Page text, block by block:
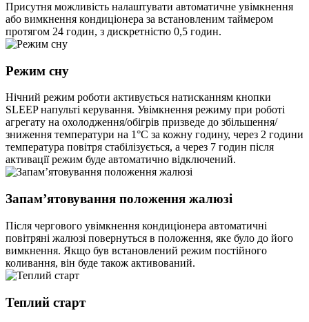
Присутня можливість налаштувати автоматичне увімкнення
або вимкнення кондиціонера за встановленим таймером
протягом 24 годин, з дискретністю 0,5 годин.
Режим сну
Нічний режим роботи активується натисканням кнопки
SLEEP напульті керування. Увімкнення режиму при роботі
агрегату на охолодження/обігрів призведе до збільшення/
зниження температури на 1°С за кожну годину, через 2 години
температура повітря стабілізується, а через 7 годин після
активації режим буде автоматично відключений.
Запам’ятовування положення жалюзі
Після чергового увімкнення кондиціонера автоматичні
повітряні жалюзі повернуться в положення, яке було до його
вимкнення. Якщо був встановлений режим постійного
коливання, він буде також активований.
Теплий старт